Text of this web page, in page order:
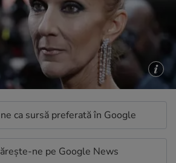
ca sursă preferată în Google
ne pe Google News